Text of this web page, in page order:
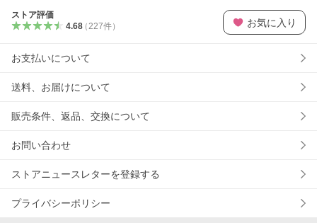
ストア評価
4.68（ 227件） お気に入り
お支払いについて
送料、お届けについて
販売条件、返品、交換について
お問い合わせ
ストアニュースレターを登録する
プライバシーポリシー